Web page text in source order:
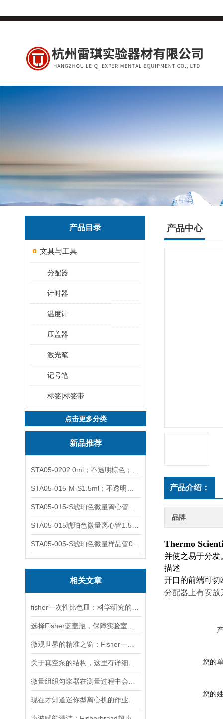
产品目录
文具与工具
分配器
计时器
温度计
压盖器
激光笔
记号笔
标签|标签带
点击更多分类
新品推荐
相关文章
产品中心
产品介绍：
品牌
Thermo
并使之易于分发
描述
开口的前端可切
分配器上有安放
您的
您的